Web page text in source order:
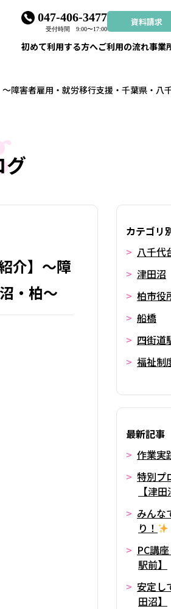
047-406-3477
受付時間 9:00〜17:00
資料請求
初めて利用する方へご利用の流れ事業
障害者雇用・就労移行支援・千葉県・八
グ
介】～障
・柏～
カテゴリ
八千代
津田沼
柏市役
船橋
四街道
福祉制
最新記事
作業実
特別プ
【津田
みんな
り！
PC講
駅前】
安定し
田沼】